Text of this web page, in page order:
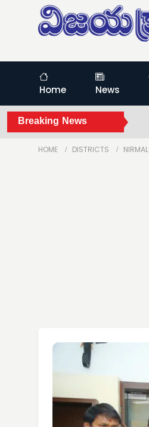
Home News
Breaking News
HOME DISTRICTS NIRMAL